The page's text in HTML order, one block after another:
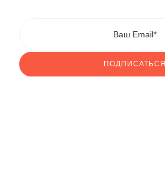
ПОДПИСАТЬСЯ